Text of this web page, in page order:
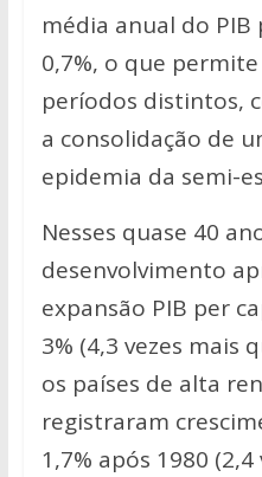
média anual do
0,7%, o que
períodos distintos,
a consolidação de
epidemia da semi-
Nesses quase 40
desenvolvimento
expansão PIB per
3% (4,3 vezes mais
os países de alta
registraram
1,7% após 1980